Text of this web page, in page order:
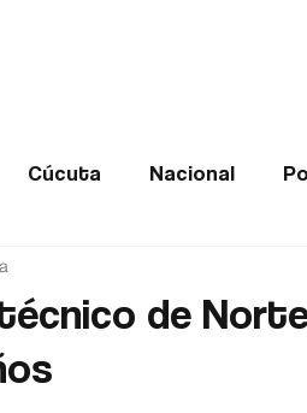
Cúcuta Nacional
de